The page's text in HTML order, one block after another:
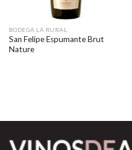
BODEGA LA RURAL
San Felipe Espumante Brut
Nature